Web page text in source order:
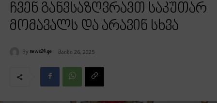
ჩვენ განვსაზღვრავთ საკუთარ
მომავალს და არავინ სხვა
By news24.ge მაისი 26, 2025